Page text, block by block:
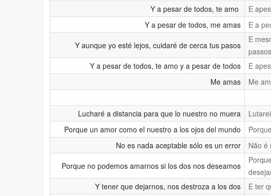
Y a pesar de todos, te amo
E
Y a pesar de todos, me amas
E a
Y aunque yo esté lejos, cuidaré de cerca tus pasos
E
passos
Y a pesar de todos, te amo y a pesar de todos
E
Me amas
Me
Lucharé a distancia para que lo nuestro no muera
Porque un amor como el nuestro a los ojos del mundo
No es nada aceptable sólo es un error
Não é
Porque no podemos amarnos si los dos nos deseamos
Y tener que dejarnos, nos destroza a los dos
E ter